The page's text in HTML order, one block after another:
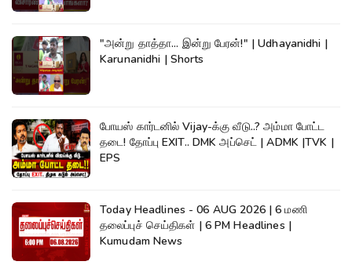
"அன்று தாத்தா... இன்று பேரன்!" | Udhayanidhi |
Karunanidhi | Shorts
போயஸ் கார்டனில் Vijay-க்கு வீடு..? அம்மா போட்ட
தடை! தோப்பு EXIT.. DMK அப்செட் | ADMK |TVK |
EPS
Today Headlines - 06 AUG 2026 | 6 மணி
தலைப்புச் செய்திகள் | 6 PM Headlines |
Kumudam News